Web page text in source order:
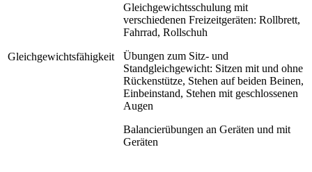
Gleichgewichtsfähigkeit
Gleichgewichtsschulung mit
verschiedenen Freizeitgeräten: Rollbrett,
Fahrrad, Rollschuh
Übungen zum Sitz- und
Standgleichgewicht: Sitzen mit und ohne
Rückenstütze, Stehen auf beiden Beinen,
Einbeinstand, Stehen mit geschlossenen
Augen
Balancierübungen an Geräten und mit
Geräten